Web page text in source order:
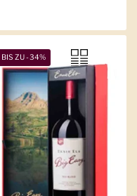
BIS ZU -34%